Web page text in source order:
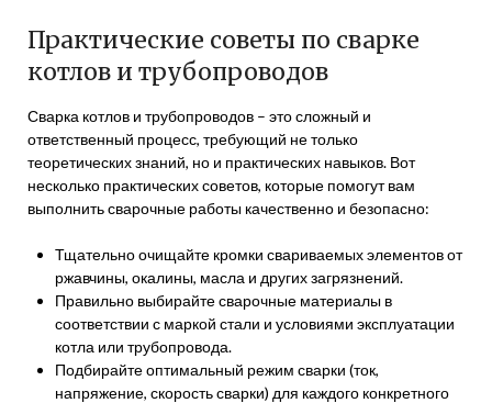
Практические советы по сварке
котлов и трубопроводов
Сварка котлов и трубопроводов – это сложный и
ответственный процесс, требующий не только
теоретических знаний, но и практических навыков. Вот
несколько практических советов, которые помогут вам
выполнить сварочные работы качественно и безопасно:
Тщательно очищайте кромки свариваемых элементов от
ржавчины, окалины, масла и других загрязнений.
Правильно выбирайте сварочные материалы в
соответствии с маркой стали и условиями эксплуатации
котла или трубопровода.
Подбирайте оптимальный режим сварки (ток,
напряжение, скорость сварки) для каждого конкретного